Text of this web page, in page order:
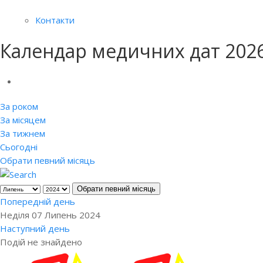
Контакти
Календар медичних дат
За роком
За місяцем
За тижнем
Сьогодні
Обрати певний місяць
Обрати певний місяць
Попередній день
Неділя 07 Липень 2024
Наступний день
Подій не знайдено